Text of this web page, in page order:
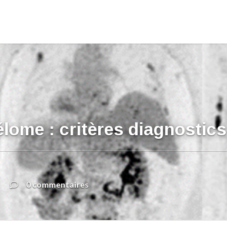
: critères diagnostics
0 commentaires